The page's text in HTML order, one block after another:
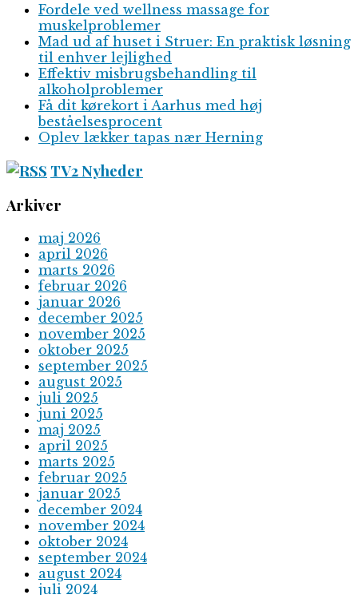
Fordele ved wellness massage for
muskelproblemer
Mad ud af huset i Struer: En praktisk løsning
til enhver lejlighed
Effektiv misbrugsbehandling til
alkoholproblemer
Få dit kørekort i Aarhus med høj
beståelsesprocent
Oplev lækker tapas nær Herning
TV2 Nyheder
Arkiver
maj 2026
april 2026
marts 2026
februar 2026
januar 2026
december 2025
november 2025
oktober 2025
september 2025
august 2025
juli 2025
juni 2025
maj 2025
april 2025
marts 2025
februar 2025
januar 2025
december 2024
november 2024
oktober 2024
september 2024
august 2024
juli 2024